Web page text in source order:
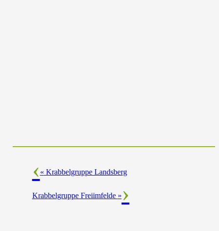
« Krabbelgruppe Landsberg
Krabbelgruppe Freiimfelde »